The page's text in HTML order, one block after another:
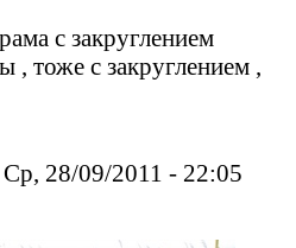
с закруглением
тоже с закруглением ,
28/09/2011 - 22:05